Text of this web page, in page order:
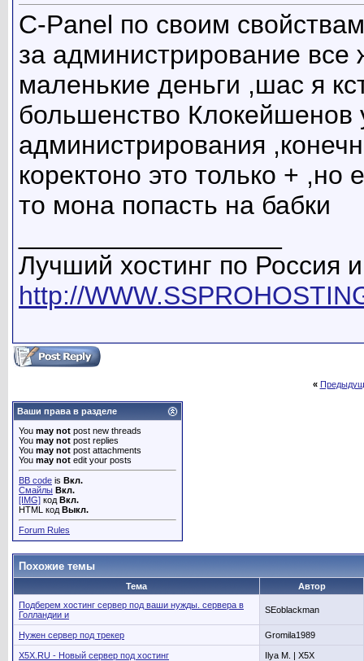
C-Panel по своим
за администрирование
маленькие деньги ,шас я
большенство Клокейшенов
администрирования
коректоно это только + ,но
то мона попасть на бабки
Лучший хостинг по Россия
http://
«
Ваши права в разделе
You may not post new threads
You may not post replies
You may not post attachments
You may not edit your posts
BB code is Вкл.
Смайлы Вкл.
[IMG] код Вкл.
HTML код Выкл.
Forum Rules
Похожие темы
Тема
Автор
Подберем хостинг сервер под ваши нужды. сервера в
Голландии и
SEoblackman
Нужен сервер под трекер Gromila1989
X5X.RU - Новый сервер под хостинг Ilya M. | X5X